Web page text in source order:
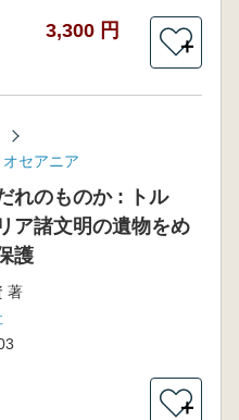
3,300 円
＋
セアニア
れのものか : トル
ア諸文明の遺物をめ
護
著
＋